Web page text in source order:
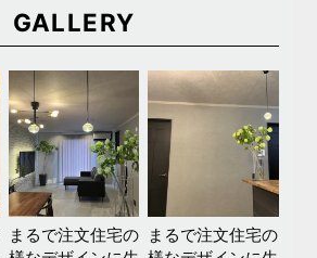
GALLERY
まるで注文住宅の
まるで注文住宅の